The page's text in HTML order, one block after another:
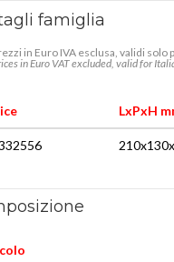
famiglia
in Euro IVA esclusa, validi
in Euro VAT excluded, valid for
LxPxH